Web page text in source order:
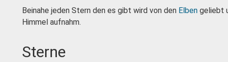
Beinahe jeden Stern den es gibt wird von den Elben geliebt
Himmel aufnahm.
Sterne